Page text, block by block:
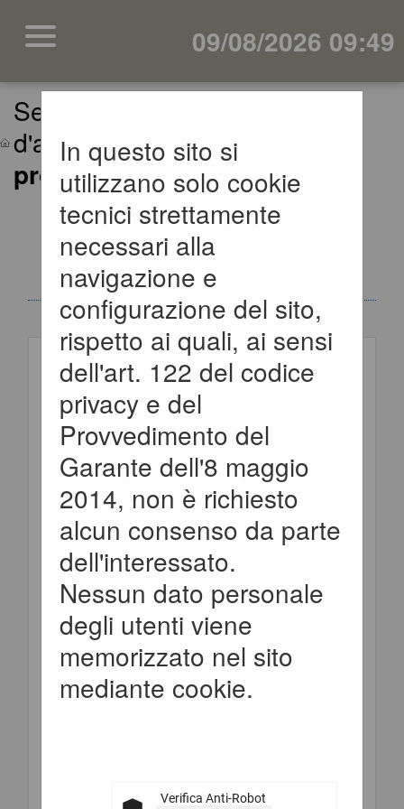
09/08/2026 09:49
Sei qui:
d'appalto e contratti
procedure
In questo sito si
utilizzano solo cookie
tecnici strettamente
necessari alla
navigazione e
configurazione del sito,
rispetto ai quali, ai sensi
dell'art. 122 del codice
privacy e del
Provvedimento del
Garante dell'8 maggio
2014, non è richiesto
alcun consenso da parte
dell'interessato.
Nessun dato personale
degli utenti viene
memorizzato nel sito
mediante cookie.
Verifica Anti-Robot
GARE E
PROCEDURE
Criteri di ricerca
Stazione
appaltante
Titolo :
CIG :
Stato :
Ordina
Criteri di ricerca